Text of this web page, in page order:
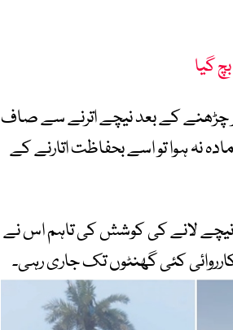
گیا
چڑھنے کے بعد نیچے اترنے سے صاف
نہ ہوا تو اسے بحفاظت اتارنے کے
نیچے لانے کی کوشش کی تاہم اس نے
کئی گھنٹوں تک جاری رہی۔